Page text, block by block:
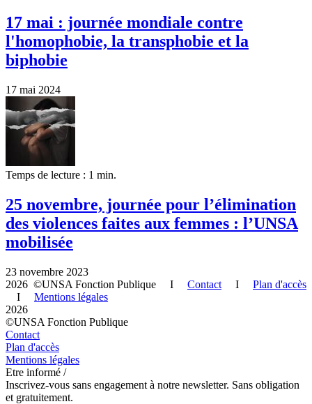
17 mai : journée mondiale contre
l'homophobie, la transphobie et la
biphobie
17 mai 2024
Temps de lecture : 1 min.
25 novembre, journée pour l’élimination
des violences faites aux femmes : l’UNSA
mobilisée
23 novembre 2023
2026 ©UNSA Fonction Publique I Contact I Plan d'accès
I Mentions légales
2026
©UNSA Fonction Publique
Contact
Plan d'accès
Mentions légales
Etre informé /
Inscrivez-vous sans engagement à notre newsletter. Sans obligation
et gratuitement.